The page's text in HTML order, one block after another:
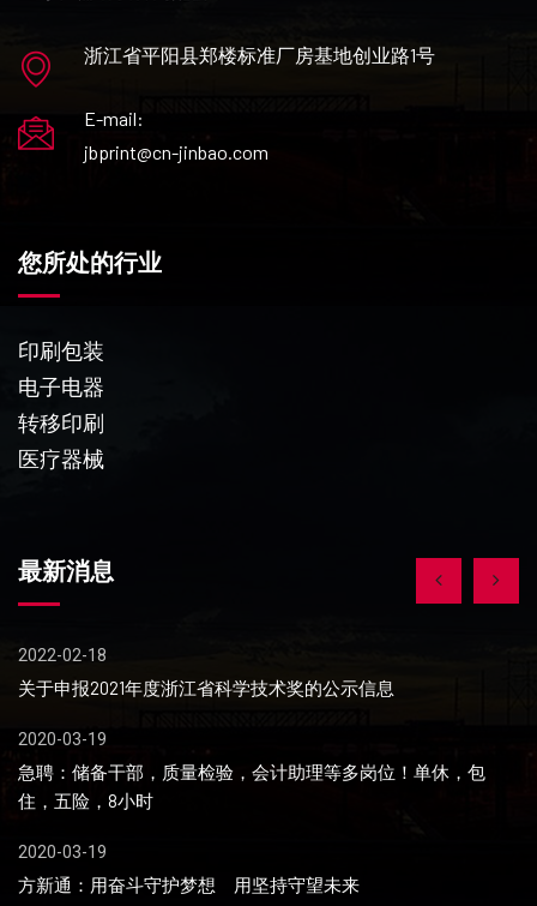
浙江省平阳县郑楼标准厂房基地创业路1号
E-mail:
jbprint@cn-jinbao.com
您所处的行业
印刷包装
电子电器
转移印刷
医疗器械
最新消息
2022-02-18
关于申报2021年度浙江省科学技术奖的公示信息
2020-03-19
急聘：储备干部，质量检验，会计助理等多岗位！单休，包
住，五险，8小时
2020-03-19
​方新通：用奋斗守护梦想 用坚持守望未来